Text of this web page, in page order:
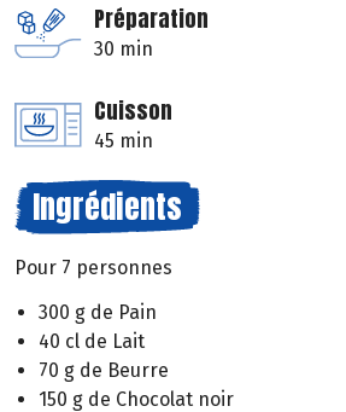
Préparation
30 min
Cuisson
45 min
Ingrédients
Pour 7 personnes
300 g de Pain
40 cl de Lait
70 g de Beurre
150 g de Chocolat noir